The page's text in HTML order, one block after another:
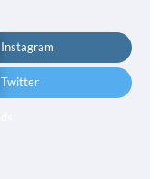
Instagram
Twitter